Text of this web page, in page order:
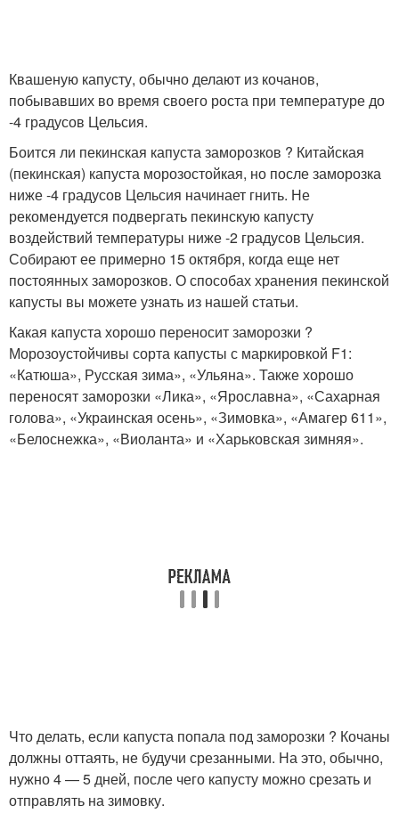
Квашеную капусту, обычно делают из кочанов,
побывавших во время своего роста при температуре до
-4 градусов Цельсия.
Боится ли пекинская капуста заморозков ? Китайская
(пекинская) капуста морозостойкая, но после заморозка
ниже -4 градусов Цельсия начинает гнить. Не
рекомендуется подвергать пекинскую капусту
воздействий температуры ниже -2 градусов Цельсия.
Собирают ее примерно 15 октября, когда еще нет
постоянных заморозков. О способах хранения пекинской
капусты вы можете узнать из нашей статьи.
Какая капуста хорошо переносит заморозки ?
Морозоустойчивы сорта капусты с маркировкой F1:
«Катюша», Русская зима», «Ульяна». Также хорошо
переносят заморозки «Лика», «Ярославна», «Сахарная
голова», «Украинская осень», «Зимовка», «Амагер 611»,
«Белоснежка», «Виоланта» и «Харьковская зимняя».
Что делать, если капуста попала под заморозки ? Кочаны
должны оттаять, не будучи срезанными. На это, обычно,
нужно 4 — 5 дней, после чего капусту можно срезать и
отправлять на зимовку.